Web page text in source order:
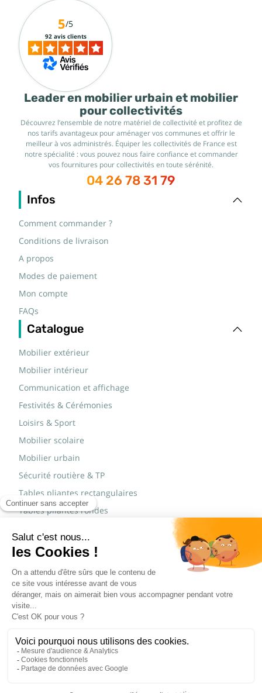
Leader en mobilier urbain et mobilier
pour collectivités
Découvrez l’ensemble de notre matériel de collectivité et profitez de
nos tarifs avantageux pour aménager vos communes et offrir le
meilleur à vos administrés. Équiper les collectivités de France est
notre spécialité : vous pouvez nous faire confiance et commander
vos fournitures pour collectivités en toute sérénité.
04 26 78 31 79
Infos
Comment commander ?
Conditions de livraison
A propos
Modes de paiement
Mon compte
FAQs
Catalogue
Mobilier extérieur
Mobilier intérieur
Communication et affichage
Festivités & Cérémonies
Loisirs & Sport
Mobilier scolaire
Mobilier urbain
Sécurité routière & TP
Tables pliantes rectangulaires
Tables pliantes rondes
Marques
JAD Groupe
Procity®
5/5
92 avis clients
© Copyright 2015 - 2026,